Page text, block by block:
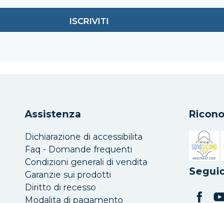
Assistenza
Dichiarazione di accessibilita
Faq - Domande frequenti
Condizioni generali di vendita
Garanzie sui prodotti
Diritto di recesso
Modalita di pagamento
Si apre